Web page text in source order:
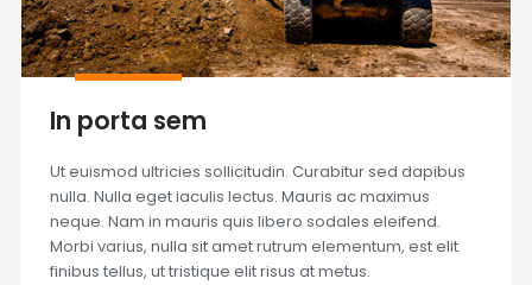
In porta sem
Ut euismod ultricies sollicitudin. Curabitur sed dapibus
nulla. Nulla eget iaculis lectus. Mauris ac maximus
neque. Nam in mauris quis libero sodales eleifend.
Morbi varius, nulla sit amet rutrum elementum, est elit
finibus tellus, ut tristique elit risus at metus.